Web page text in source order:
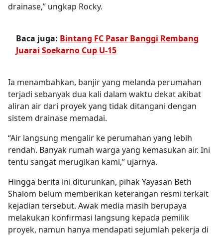
drainase,” ungkap Rocky.
Baca juga: Bintang FC Pasar Banggi Rembang
Juarai Soekarno Cup U-15
Ia menambahkan, banjir yang melanda perumahan
terjadi sebanyak dua kali dalam waktu dekat akibat
aliran air dari proyek yang tidak ditangani dengan
sistem drainase memadai.
“Air langsung mengalir ke perumahan yang lebih
rendah. Banyak rumah warga yang kemasukan air. Ini
tentu sangat merugikan kami,” ujarnya.
Hingga berita ini diturunkan, pihak Yayasan Beth
Shalom belum memberikan keterangan resmi terkait
kejadian tersebut. Awak media masih berupaya
melakukan konfirmasi langsung kepada pemilik
proyek, namun hanya mendapati sejumlah pekerja di